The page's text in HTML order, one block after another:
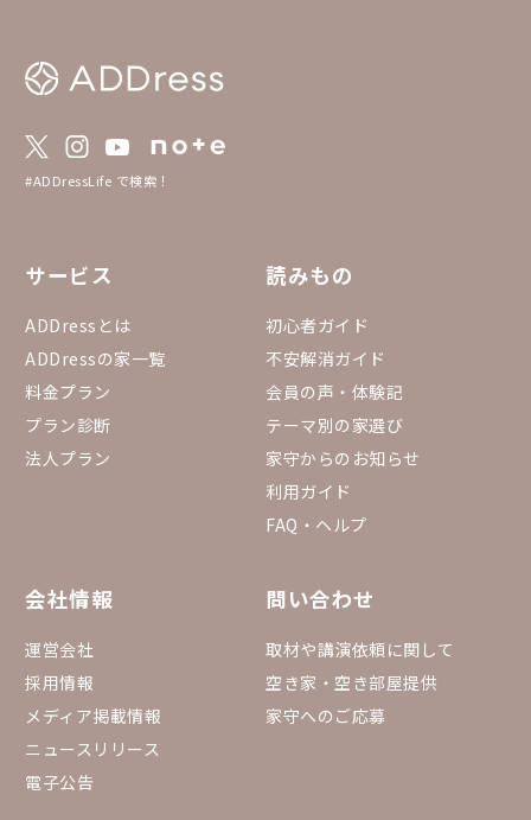
#ADDressLife で検索！
サービス
ADDressとは
ADDressの家一覧
料金プラン
プラン診断
法人プラン
読みもの
初心者ガイド
不安解消ガイド
会員の声・体験記
テーマ別の家選び
家守からのお知らせ
利用ガイド
FAQ・ヘルプ
会社情報
運営会社
採用情報
メディア掲載情報
ニュースリリース
電子公告
問い合わせ
取材や講演依頼に関して
空き家・空き部屋提供
家守へのご応募